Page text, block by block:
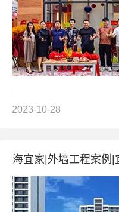
2023-10-28
海宜家|外墙工程案例|